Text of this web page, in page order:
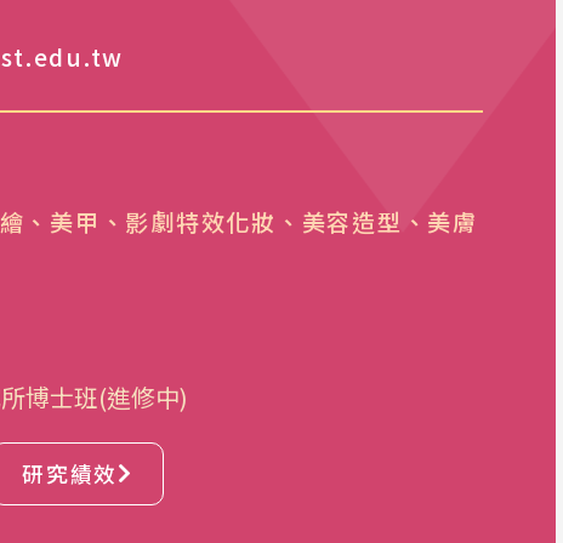
、美甲、影劇特效化妝、美容造型、美膚
博士班(進修中)
研究績效